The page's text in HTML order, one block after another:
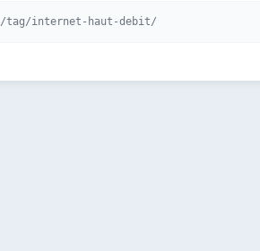
/tag/internet-haut-debit/